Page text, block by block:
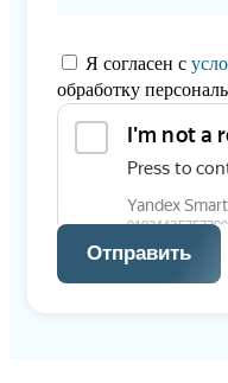
Я согласен с
обработку
Отправить